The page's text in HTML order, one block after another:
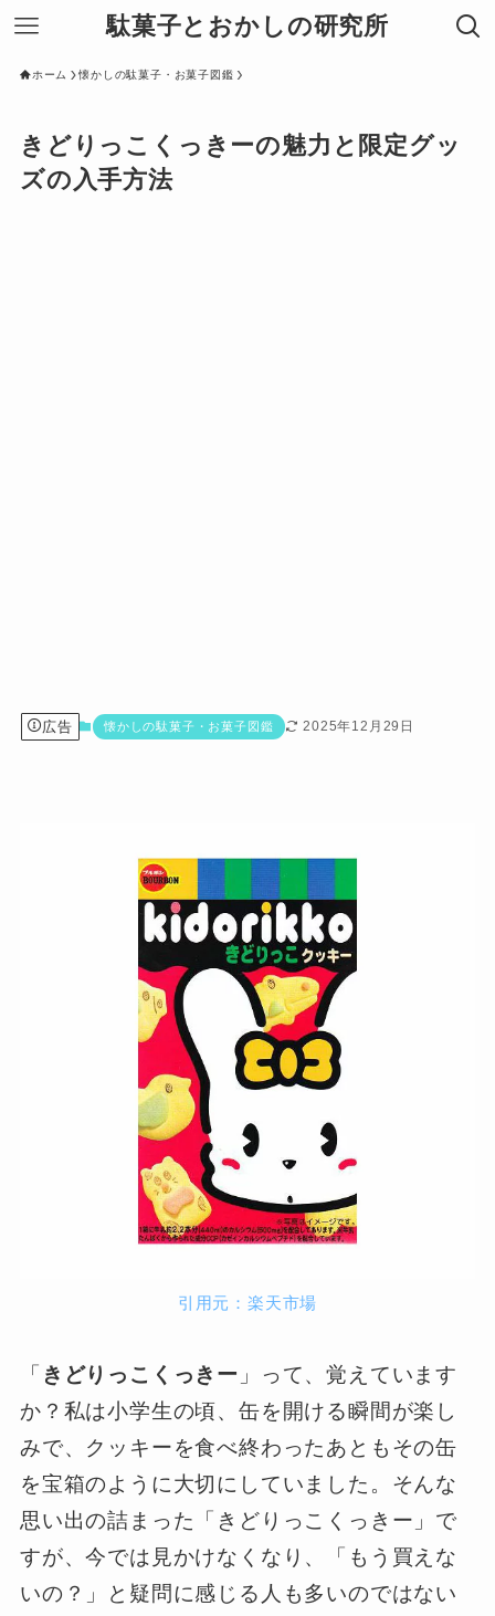
駄菓子とおかしの研究所
ホーム 懐かしの駄菓子・お菓子図鑑
きどりっこくっきーの魅力と限定グッ
ズの入手方法
広告 懐かしの駄菓子・お菓子図鑑 2025年12月29日
引用元：楽天市場
「 きどりっこくっきー 」って、覚えています
か？私は小学生の頃、缶を開ける瞬間が楽し
みで、クッキーを食べ終わったあともその缶
を宝箱のように大切にしていました。そんな
思い出の詰まった「きどりっこくっきー」で
すが、今では見かけなくなり、「もう買えな
いの？」と疑問に感じる人も多いのではない